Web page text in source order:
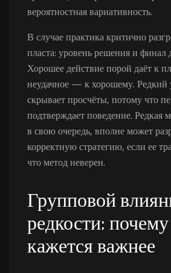
вероятностная вариативность.
В случае практика критично
пласта: уровень решения и финал
Хорошее действие порой даёт к
неудачное — к хорошему. Редкий
скрывает просчёты, потому что
подтверждает поведение. Редкая
в свою очередь, вполне может
корректную стратегию, если ее
что метод неверен.
Групповой
редкости:
кажется важнее